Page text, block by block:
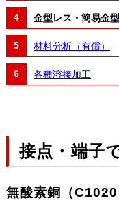
金型レス・簡易金
材料分析（有償）
各種溶接加工
接点・端子
無酸素銅（C1020